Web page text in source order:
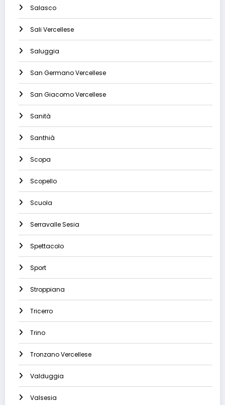
Salasco
Sali Vercellese
Saluggia
San Germano Vercellese
San Giacomo Vercellese
Sanità
Santhià
Scopa
Scopello
Scuola
Serravalle Sesia
Spettacolo
Sport
Stroppiana
Tricerro
Trino
Tronzano Vercellese
Valduggia
Valsesia